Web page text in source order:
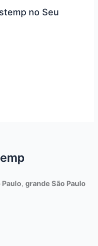
no Seu
Paulo,grande São Paulo